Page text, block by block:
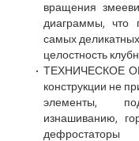
вращения
диаграммы, что
самых
целостность
ТЕХНИЧЕСКОЕ
конструкции не
элементы,
изнашиванию,
дефростаторы